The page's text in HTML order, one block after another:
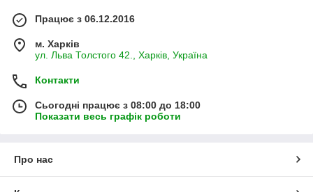
Працює з 06.12.2016
м. Харків
ул. Льва Толстого 42., Харків, Україна
Контакти
Сьогодні працює з 08:00 до 18:00
Показати весь графік роботи
Про нас